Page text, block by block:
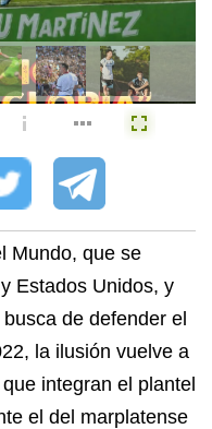
Mundo, que se
Estados Unidos, y
de defender el
la ilusión vuelve a
integran el plantel
el del marplatense